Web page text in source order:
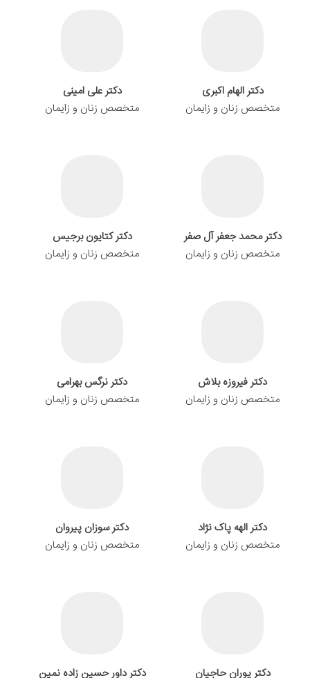
دکتر الهام اکبری
متخصص زنان و زایمان
دکتر علی امینی
متخصص زنان و زایمان
دکتر محمد جعفر آل صفر
متخصص زنان و زایمان
دكتر كتایون برجیس
متخصص زنان و زایمان
دکتر فیروزه بلاش
متخصص زنان و زایمان
دکتر نرگس بهرامی
متخصص زنان و زایمان
دکتر الهه پاک نژاد
متخصص زنان و زایمان
دکتر سوزان پیروان
متخصص زنان و زایمان
دکتر پوران حاجیان
دکتر داور حسین زاده نمین